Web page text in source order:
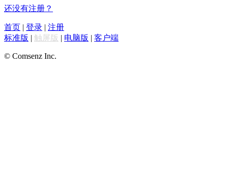
还没有注册？
首页 | 登录 | 注册
标准版 | 触屏版 | 电脑版 | 客户端
© Comsenz Inc.